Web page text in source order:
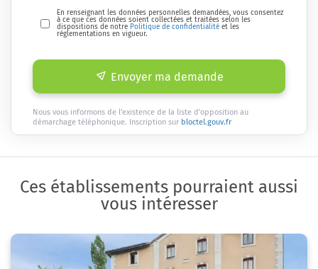
En renseignant les données personnelles demandées, vous consentez
à ce que ces données soient collectées et traitées selon les
dispositions de notre Politique de confidentialité et les
réglementations en vigueur.
Envoyer ma demande
Nous vous informons de l'existence de la liste d'opposition au
démarchage téléphonique. Inscription sur bloctel.gouv.fr
Ces établissements pourraient aussi
vous intéresser